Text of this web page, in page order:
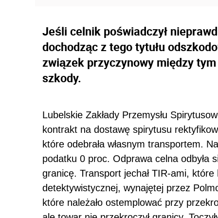
Jeśli celnik poświadczył
dochodząc z tego tytułu
związek przyczynowy między
szkody.
Lubelskie Zakłady Przemysłu
kontrakt na dostawę spirytusu
które odebrała własnym transportem.
podatku 0 proc. Odprawa celna odbyła
granicę. Transport jechał TIR-ami,
detektywistycznej, wynajętej przez
które należało ostemplować przy